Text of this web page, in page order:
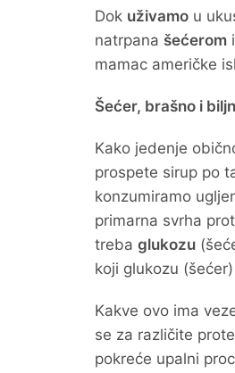
Dok uživamo u
natrpana šećerom
mamac američke
Šećer, brašno i
Kako jedenje
prospete sirup po
konzumiramo
primarna svrha
treba glukozu
koji glukozu
Kakve ovo ima
se za različite
pokreće upalni